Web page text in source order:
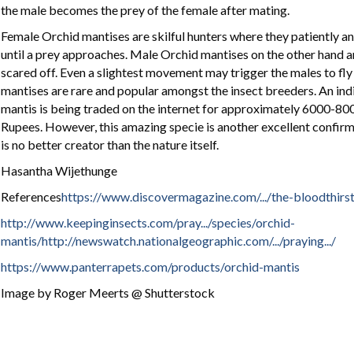
the male becomes the prey of the female after mating.
Female Orchid mantises are skilful hunters where they patiently
until a prey approaches. Male Orchid mantises on the other hand
scared off. Even a slightest movement may trigger the males to
mantises are rare and popular amongst the insect breeders. An
mantis is being traded on the internet for approximately 6000-
Rupees. However, this amazing specie is another excellent
is no better creator than the nature itself.
Hasantha Wijethunge
Referenceshttps://www.discovermagazine.com/.../the-
http://www.keepinginsects.com/pray.../species/orchid-
mantis/http://newswatch.nationalgeographic.com/.../praying.../
https://www.panterrapets.com/products/orchid-mantis
Image by Roger Meerts @ Shutterstock